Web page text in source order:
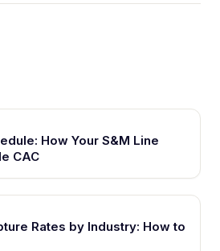
How Your S&M Line
CAC
Rates by Industry: How to